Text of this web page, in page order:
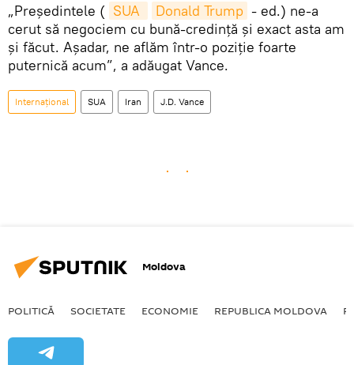
„Președintele ( SUA Donald Trump - ed.) ne-a
cerut să negociem cu bună-credință și exact asta am
și făcut. Așadar, ne aflăm într-o poziție foarte
puternică acum”, a adăugat Vance.
Internațional SUA Iran J.D. Vance
Moldova
POLITICĂ SOCIETATE ECONOMIE REPUBLICA MOLDOVA